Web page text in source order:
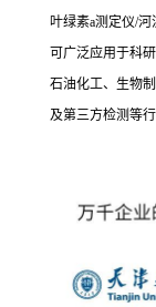
叶绿素a测定仪/河
可广泛应用于科
石油化工、生物
及第三方检测等行